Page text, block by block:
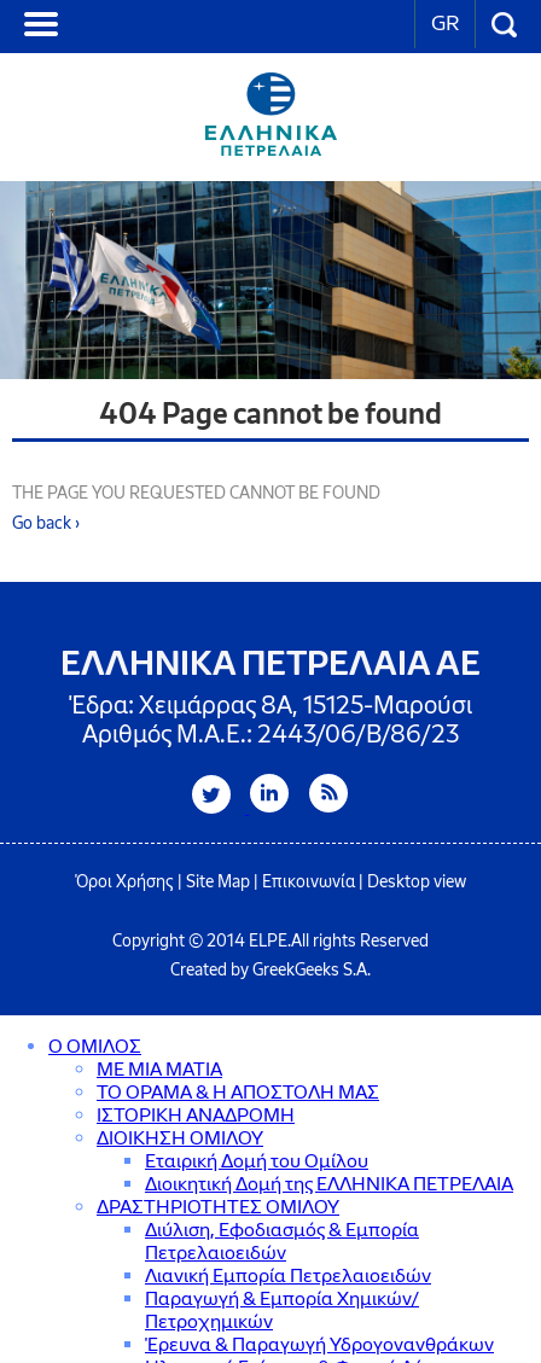
GR
404 Page cannot be found
THE PAGE YOU REQUESTED CANNOT BE FOUND
Go back ›
ΕΛΛΗΝΙΚΑ ΠΕΤΡΕΛΑΙΑ ΑΕ
Έδρα: Χειμάρρας 8A, 15125-Μαρούσι
Αριθμός Μ.Α.Ε.: 2443/06/Β/86/23
Όροι Χρήσης Site Map Επικοινωνία| Desktop view
Copyright © 2014 ELPE.All rights Reserved
Created by GreekGeeks S.A.
Ο ΟΜΙΛΟΣ
ΜΕ ΜΙΑ ΜΑΤΙΑ
ΤΟ ΟΡΑΜΑ & Η ΑΠΟΣΤΟΛΗ ΜΑΣ
ΙΣΤΟΡΙΚΗ ΑΝΑΔΡΟΜΗ
ΔΙΟΙΚΗΣΗ ΟΜΙΛΟΥ
Εταιρική Δομή του Ομίλου
Διοικητική Δομή της ΕΛΛΗΝΙΚΑ ΠΕΤΡΕΛΑΙΑ
ΔΡΑΣΤΗΡΙΟΤΗΤΕΣ ΟΜΙΛΟΥ
Διύλιση, Εφοδιασμός & Εμπορία
Πετρελαιοειδών
Λιανική Εμπορία Πετρελαιοειδών
Παραγωγή & Εμπορία Χημικών/
Πετροχημικών
Έρευνα & Παραγωγή Υδρογονανθράκων